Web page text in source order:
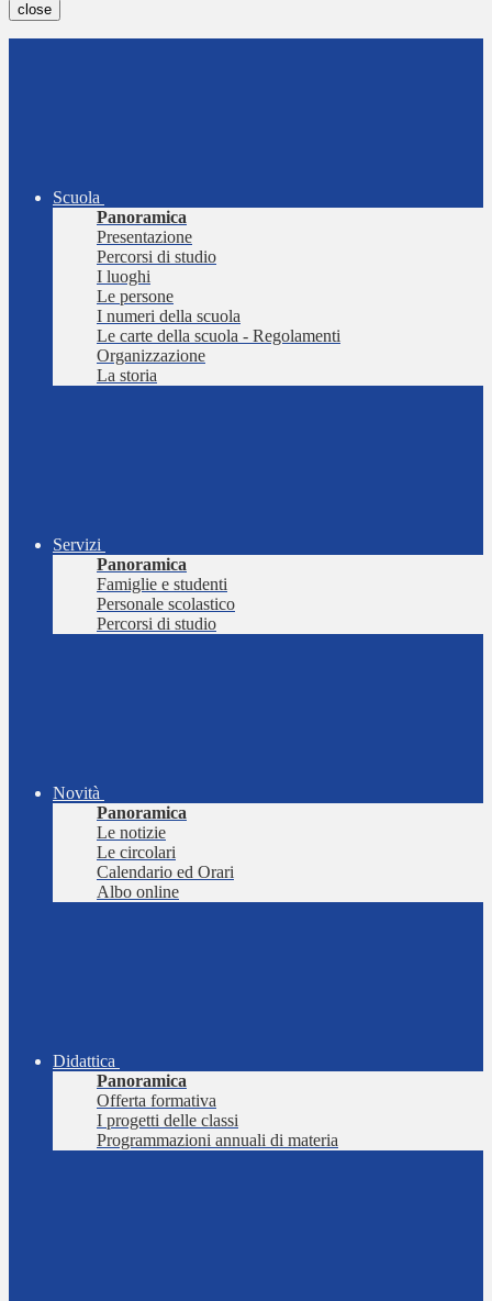
close
Scuola
Panoramica
Presentazione
Percorsi di studio
I luoghi
Le persone
I numeri della scuola
Le carte della scuola - Regolamenti
Organizzazione
La storia
Servizi
Panoramica
Famiglie e studenti
Personale scolastico
Percorsi di studio
Novità
Panoramica
Le notizie
Le circolari
Calendario ed Orari
Albo online
Didattica
Panoramica
Offerta formativa
I progetti delle classi
Programmazioni annuali di materia